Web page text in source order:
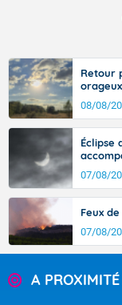
Retour
08/08/
Éclipse
07/08/
Feux
07/08/
A